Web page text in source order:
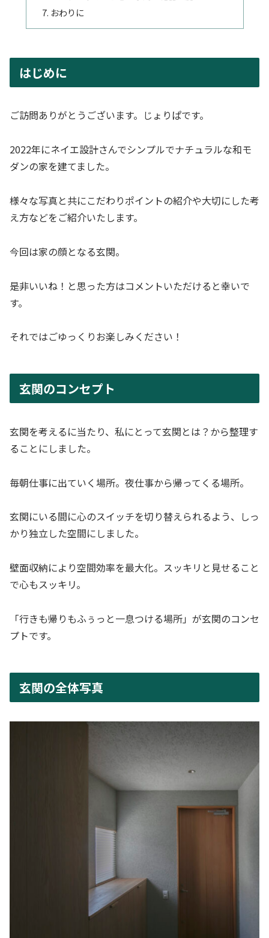
おわりに
はじめに
ご訪問ありがとうございます。じょりぱです。
2022年にネイエ設計さんでシンプルでナチュラルな和モ
ダンの家を建てました。
様々な写真と共にこだわりポイントの紹介や大切にした考
え方などをご紹介いたします。
今回は家の顔となる玄関。
是非いいね！と思った方はコメントいただけると幸いで
す。
それではごゆっくりお楽しみください！
玄関のコンセプト
玄関を考えるに当たり、私にとって玄関とは？から整理す
ることにしました。
毎朝仕事に出ていく場所。夜仕事から帰ってくる場所。
玄関にいる間に心のスイッチを切り替えられるよう、しっ
かり独立した空間にしました。
壁面収納により空間効率を最大化。スッキリと見せること
で心もスッキリ。
「行きも帰りもふぅっと一息つける場所」が玄関のコンセ
プトです。
玄関の全体写真